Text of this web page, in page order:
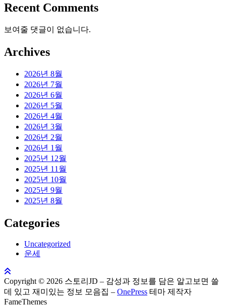
Recent Comments
보여줄 댓글이 없습니다.
Archives
2026년 8월
2026년 7월
2026년 6월
2026년 5월
2026년 4월
2026년 3월
2026년 2월
2026년 1월
2025년 12월
2025년 11월
2025년 10월
2025년 9월
2025년 8월
Categories
Uncategorized
운세
Copyright © 2026 스토리JD – 감성과 정보를 담은 알고보면 쓸
데 있고 재미있는 정보 모음집 – OnePress 테마 제작자
FameThemes